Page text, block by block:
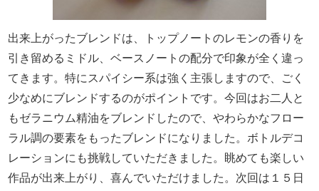
出来上がったブレンドは、トップノートのレモンの香りを
引き留めるミドル、ベースノートの配分で印象が全く違っ
てきます。特にスパイシー系は強く主張しますので、ごく
少なめにブレンドするのがポイントです。今回はお二人と
もゼラニウム精油をブレンドしたので、やわらかなフロー
ラル調の要素をもったブレンドになりました。ボトルデコ
レーションにも挑戦していただきました。眺めても楽しい
作品が出来上がり、喜んでいただけました。次回は１５日